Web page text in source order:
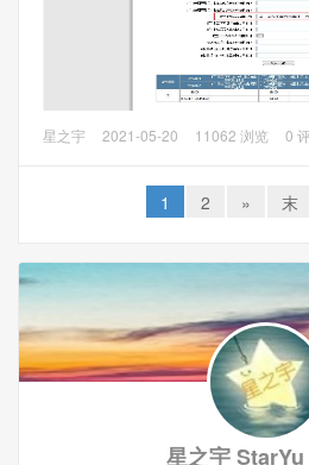
第一种、安装师傅的后台，请根据
第二种、拆机TLL线破解（需要焊
第三种、POST导出配置文件或者开
中兴光纤猫F460下，如何让外网能
因为中兴光纤猫F460有多种模式，
电脑的方式也有多种！
1、中兴光纤猫F460桥接模式。
这个很简单，只要电脑设置好临时
了，光猫不用任何设置。
2、中兴光纤猫F460路由模式。
星之宇 2021-05-20 11062 浏览 0
1 2 » 末
星之宇 StarYu